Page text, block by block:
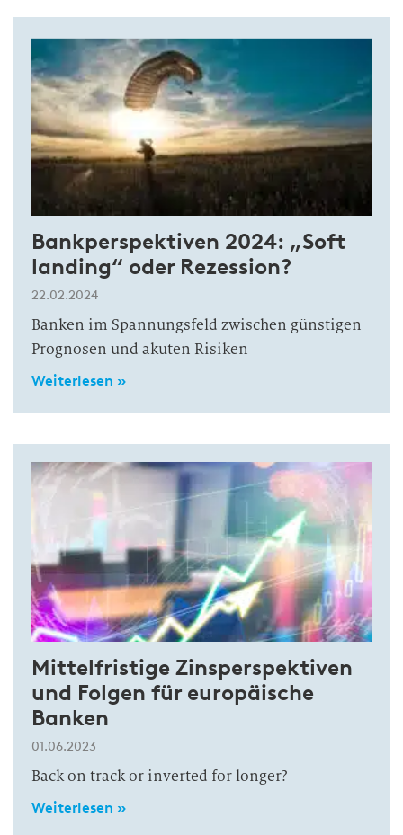
Bankperspektiven 2024: „Soft
landing“ oder Rezession?
22.02.2024
Banken im Spannungsfeld zwischen günstigen
Prognosen und akuten Risiken
Weiterlesen »
Mittelfristige Zinsperspektiven
und Folgen für europäische
Banken
01.06.2023
Back on track or inverted for longer?
Weiterlesen »